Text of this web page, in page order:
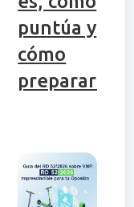
puntúa y
cómo
prepararlo